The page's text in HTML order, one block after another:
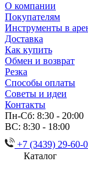
О компании
Покупателям
Инструменты в
Доставка
Как купить
Обмен и возврат
Резка
Способы оплаты
Советы и идеи
Контакты
Пн-Сб: 8:30 - 20:00
ВС: 8:30 - 18:00
+7 (3439) 29-60-
Каталог